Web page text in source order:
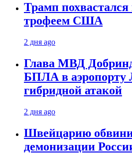
Трамп
трофеем США
2 дня ago
Глава МВД
БПЛА в аэропорту
гибридной атакой
2 дня ago
Швейцарию
демонизации